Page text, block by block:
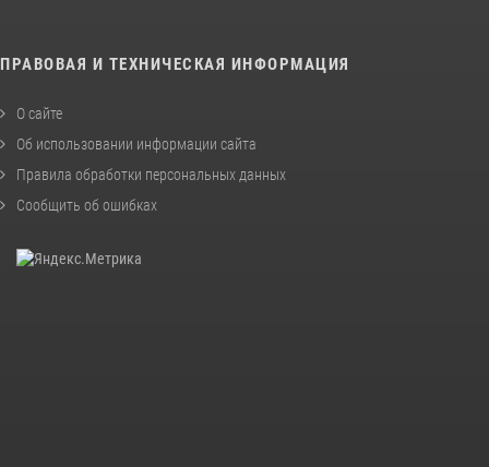
ПРАВОВАЯ И ТЕХНИЧЕСКАЯ ИНФОРМАЦИЯ
О сайте
Об использовании информации сайта
Правила обработки персональных данных
Сообщить об ошибках